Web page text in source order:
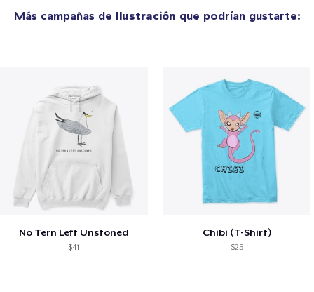
Más campañas de Ilustración que podrían gustarte:
No Tern Left Unstoned
$41
Chibi (T-Shirt)
$25